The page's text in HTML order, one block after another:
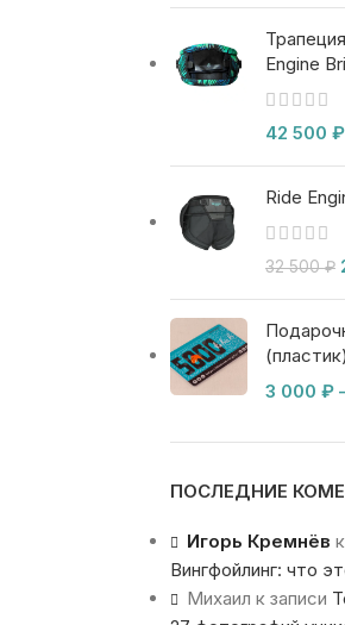
Engine
42 500 ₽
Ride
32 500₽
(пластик)
3 000 ₽
ПОСЛЕДНИЕ
Игорь Кремнёв
Вингфойлинг: что
Михаил к записи